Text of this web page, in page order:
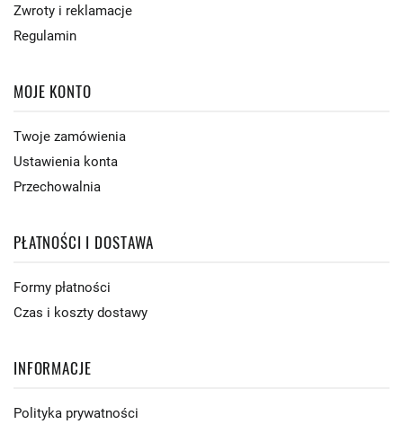
Zwroty i reklamacje
Regulamin
MOJE KONTO
Twoje zamówienia
Ustawienia konta
Przechowalnia
PŁATNOŚCI I DOSTAWA
Formy płatności
Czas i koszty dostawy
INFORMACJE
Polityka prywatności